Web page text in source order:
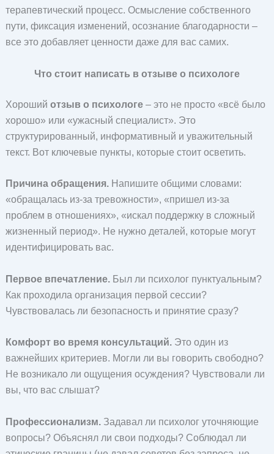
терапевтический процесс. Осмысление собственного
пути, фиксация изменений, осознание благодарности –
все это добавляет ценности даже для вас самих.
Что стоит написать в отзыве о психологе
Хороший отзыв о психологе– это не просто «всё было
хорошо» или «ужасный специалист». Это
структурированный, информативный и уважительный
текст. Вот ключевые пункты, которые стоит осветить.
Причина обращения.Напишите общими словами:
«обращалась из-за тревожности», «пришел из-за
проблем в отношениях», «искал поддержку в сложный
жизненный период». Не нужно деталей, которые могут
идентифицировать вас.
Первое впечатление.Был ли психолог пунктуальным?
Как проходила организация первой сессии?
Чувствовалась ли безопасность и принятие сразу?
Комфорт во время консультаций.Это один из
важнейших критериев. Могли ли вы говорить свободно?
Не возникало ли ощущения осуждения? Чувствовали ли
вы, что вас слышат?
Профессионализм.Задавал ли психолог уточняющие
вопросы? Объяснял ли свои подходы? Соблюдал ли